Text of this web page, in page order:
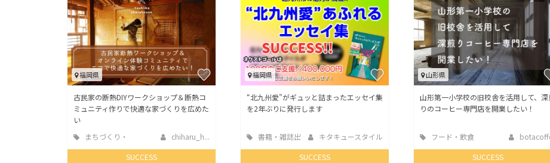
福岡県
古民家の断熱DIYワークショップ＆断熱コ
ミュニティ作りで快適な家づくりを広めた
い
まちづくり・
地域活性化
chiharu_h...
SUCCESS
福岡県
“北九州愛”がギュッと詰まったエッセイ集
を2年ぶりに発行します
書籍・雑誌出
版
キタキュースタイル
SUCCESS
山形県
山形第一小学校の旧校舎を活用して、深
りのコーヒー専門店を開業したい！
フード・飲食
店
SUCCESS